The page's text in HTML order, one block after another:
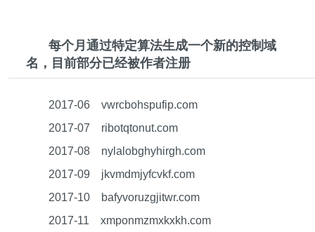
每个月通过特定算法生成一个新的控制域
名，目前部分已经被作者注册
2017-06 vwrcbohspufip.com
2017-07 ribotqtonut.com
2017-08 nylalobghyhirgh.com
2017-09 jkvmdmjyfcvkf.com
2017-10 bafyvoruzgjitwr.com
2017-11 xmponmzmxkxkh.com